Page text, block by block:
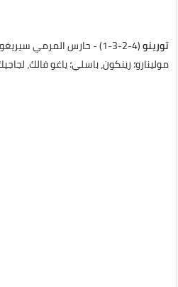
تورينو
(4-2-3-1) - حارس المرمي
مولينارو؛ رينكون، باسلي؛ ياغو فالك،